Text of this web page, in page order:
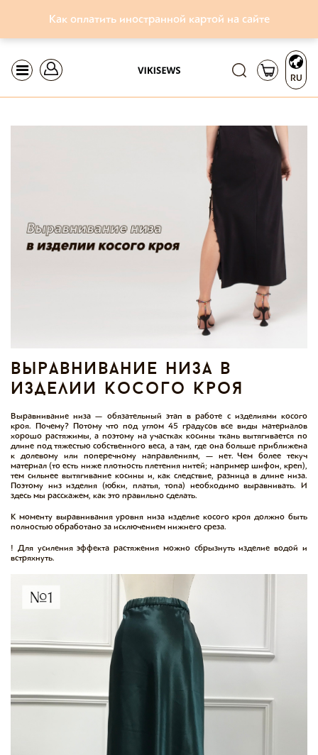
Как оплатить иностранной картой на сайте
RU
выравнивание низа в
изделии косого кроя
Выравнивание низа — обязательный этап в работе с изделиями косого
кроя. Почему? Потому что под углом 45 градусов все виды материалов
хорошо растяжимы, а поэтому на участках косины ткань вытягивается по
длине под тяжестью собственного веса, а там, где она больше приближена
к долевому или поперечному направлениям, — нет. Чем более текуч
материал (то есть ниже плотность плетения нитей; например шифон, креп),
тем сильнее вытягивание косины и, как следствие, разница в длине низа.
Поэтому низ изделия (юбки, платья, топа) необходимо выравнивать. И
здесь мы расскажем, как это правильно сделать.
К моменту выравнивания уровня низа изделие косого кроя должно быть
полностью обработано за исключением нижнего среза.
! Для усиления эффекта растяжения можно сбрызнуть изделие водой и
встряхнуть.